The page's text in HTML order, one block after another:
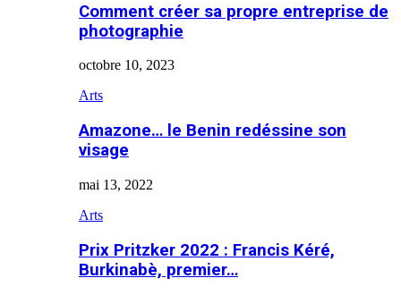
Comment créer sa propre entreprise de
photographie
octobre 10, 2023
Arts
Amazone… le Benin redéssine son
visage
mai 13, 2022
Arts
Prix Pritzker 2022 : Francis Kéré,
Burkinabè, premier…